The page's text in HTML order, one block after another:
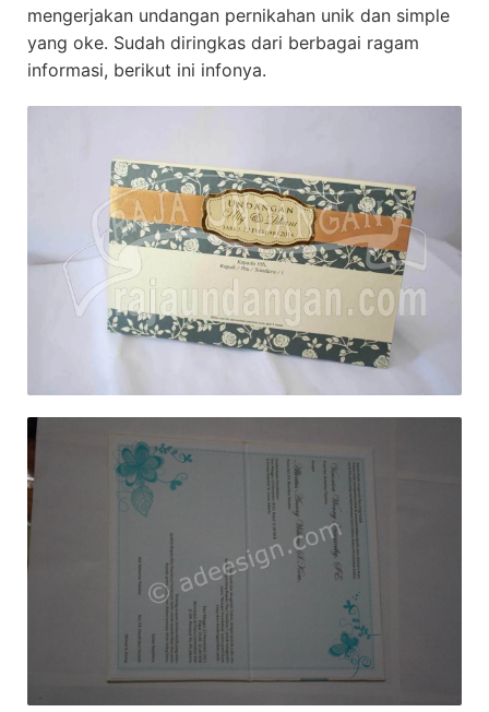
mengerjakan undangan pernikahan unik dan simple
yang oke. Sudah diringkas dari berbagai ragam
informasi, berikut ini infonya.